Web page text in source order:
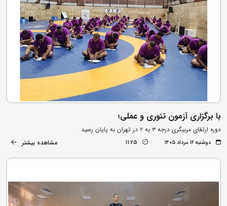
با برگزاری آزمون تئوری و عملی؛
دوره ارتقای مربیگری درجه ۳ به ۲ در تهران به پایان رسید
دوشنبه ۱۲ مرداد ۱۴۰۵ 11:25 مشاهده بیشتر